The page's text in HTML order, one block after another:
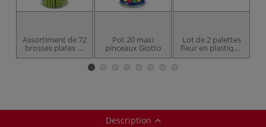
Assortiment de 72
brosses plates et
rondes en ﬁ bres
Pot 20 maxi
pinceaux Giotto
Lot de 2 palettes
fleur en plastique
fin O'Color
Description